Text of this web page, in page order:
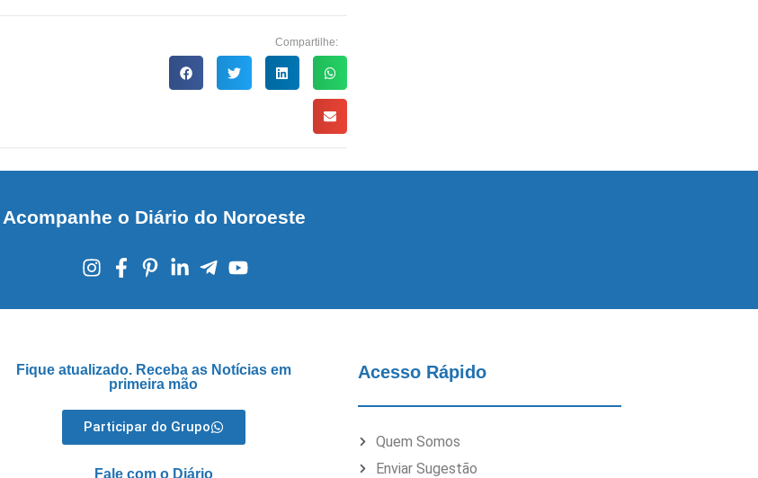
Compartilhe:
Acompanhe o Diário do Noroeste
Fique atualizado. Receba as Notícias em
primeira mão
Participar do Grupo
Fale com o Diário
Acesso Rápido
Quem Somos
Enviar Sugestão